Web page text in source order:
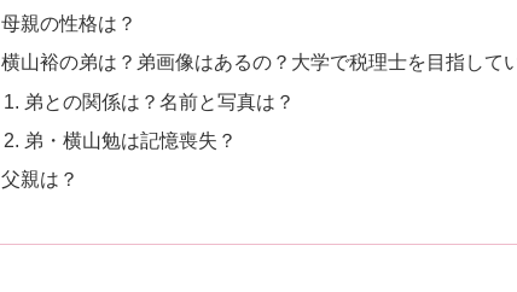
母親の性格は？
横山裕の弟は？弟画像はあるの？大学で税理士を目指して
弟との関係は？名前と写真は？
弟・横山勉は記憶喪失？
父親は？